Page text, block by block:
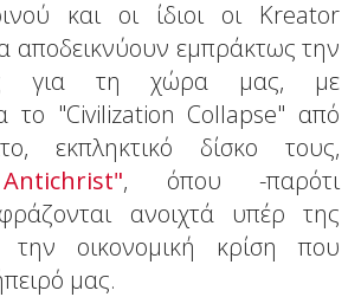
και οι ίδιοι οι Kreator
αποδεικνύουν εμπράκτως την
για τη χώρα μας, με
το "Civilization Collapse" από
εκπληκτικό δίσκο τους,
, όπου -παρότι
ανοιχτά υπέρ της
την οικονομική κρίση που
μας.